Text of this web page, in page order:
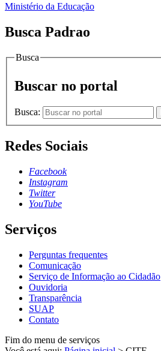
Ministério da Educação
Busca Padrao
Busca
Buscar no portal
Busca:
Redes Sociais
Facebook
Instagram
Twitter
YouTube
Serviços
Perguntas frequentes
Comunicação
Serviço de Informação ao Cidadão
Ouvidoria
Transparência
SUAP
Contato
Fim do menu de serviços